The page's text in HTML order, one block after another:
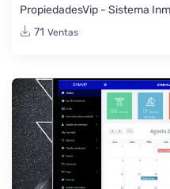
PropiedadesVip - Sistema
71 Ventas